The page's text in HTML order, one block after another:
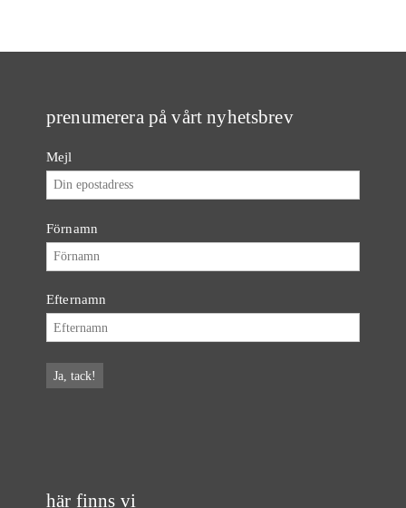
prenumerera på vårt nyhetsbrev
Mejl
Förnamn
Efternamn
här finns vi